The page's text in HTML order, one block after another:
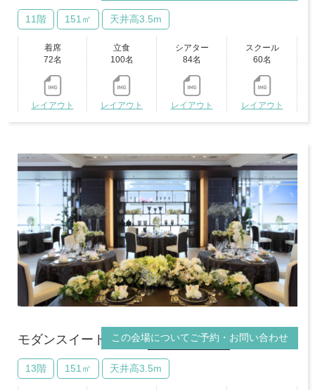
11階 151㎡ 天井高3.5m
着席
72名
レイアウト
立食
100名
レイアウト
シアター
84名
レイアウト
スクール
60名
レイアウト
この会場についてご予約・お問い合わせ
モダンスイート VRビュー
13階 151㎡ 天井高3.5m